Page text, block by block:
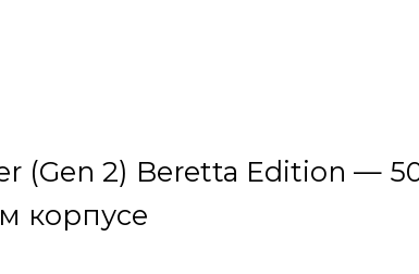
(Gen 2) Beretta Edition —
корпусе